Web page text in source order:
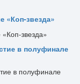
«Коп-звезда»
в полуфинале